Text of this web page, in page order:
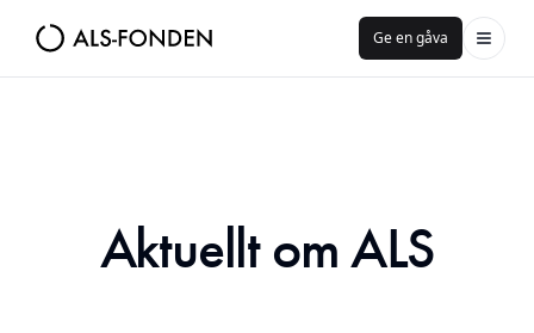
Ge en gåva
Aktuellt om ALS